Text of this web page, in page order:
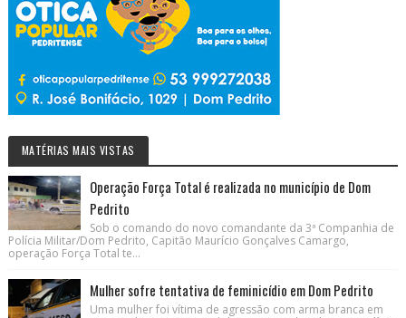
MATÉRIAS MAIS VISTAS
Operação Força Total é realizada no município de Dom
Pedrito
Sob o comando do novo comandante da 3ª Companhia de
Polícia Militar/Dom Pedrito, Capitão Maurício Gonçalves Camargo,
operação Força Total te...
Mulher sofre tentativa de feminicídio em Dom Pedrito
Uma mulher foi vítima de agressão com arma branca em